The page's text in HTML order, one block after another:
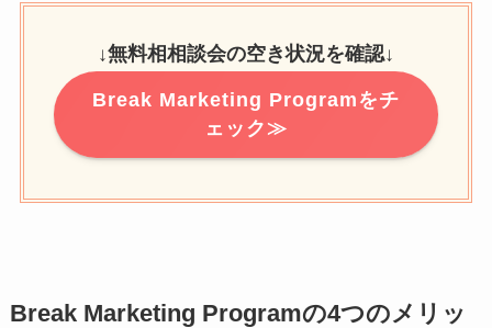
↓無料相相談会の空き状況を確認↓
Break Marketing Programをチ
ェック≫
Break Marketing Programの4つのメリッ